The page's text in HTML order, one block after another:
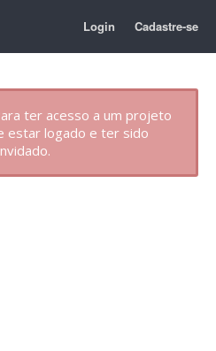
Login Cadastre-se
ter acesso a um projeto
estar logado e ter sido